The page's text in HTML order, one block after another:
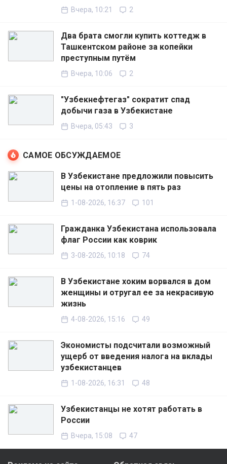
Вчера, 10:21 2
Два брата смогли купить коттедж в
Ташкентском районе за копейки
преступным путём
Вчера, 10:06 2
"Узбекнефтегаз" сократит спад
добычи газа в Узбекистане
Вчера, 05:43 3
САМОЕ ОБСУЖДАЕМОЕ
В Узбекистане предложили повысить
цены на отопление в пять раз
1-08-2026, 16:37 101
Гражданка Узбекистана использовала
флаг России как коврик
3-08-2026, 10:18 74
В Узбекистане хоким ворвался в дом
женщины и отругал ее за некрасивую
жизнь
4-08-2026, 15:16 49
Экономисты подсчитали возможный
ущерб от введения налога на вклады
узбекистанцев
1-08-2026, 16:31 48
Узбекистанцы не хотят работать в
России
Вчера, 15:08 47